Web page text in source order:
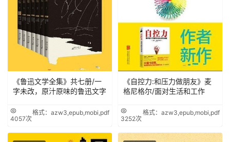
《鲁迅文学全集》共七册/一
字未改，原汁原味的鲁迅文字
4057次
格式：azw3,epub,mobi,pdf
《自控力:和压力做朋友》麦
格尼格尔/面对生活和工作
3252次
格式：azw3,epub,mobi,pdf